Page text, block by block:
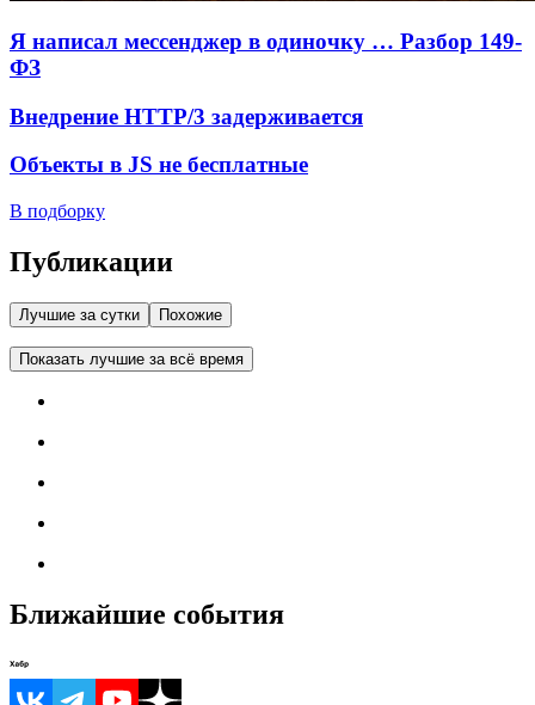
Я написал мессенджер в одиночку … Разбор 149-
ФЗ
Внедрение HTTP/3 задерживается
Объекты в JS не бесплатные
В подборку
Публикации
Лучшие за сутки Похожие
Показать лучшие за всё время
Ближайшие события